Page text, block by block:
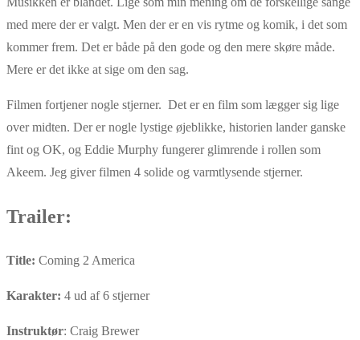
med mere der er valgt. Men der er en vis rytme og komik, i det som
kommer frem. Det er både på den gode og den mere skøre måde.
Mere er det ikke at sige om den sag.
Filmen fortjener nogle stjerner. Det er en film som lægger sig lige
over midten. Der er nogle lystige øjeblikke, historien lander ganske
fint og OK, og Eddie Murphy fungerer glimrende i rollen som
Akeem. Jeg giver filmen 4 solide og varmtlysende stjerner.
Trailer:
Title: Coming 2 America
Karakter: 4 ud af 6 stjerner
Instruktør: Craig Brewer